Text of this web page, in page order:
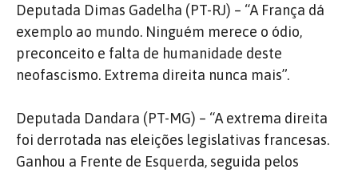
Deputada Dimas Gadelha (PT-RJ) – “A França dá
exemplo ao mundo. Ninguém merece o ódio,
preconceito e falta de humanidade deste
neofascismo. Extrema direita nunca mais”.
Deputada Dandara (PT-MG) – “A extrema direita
foi derrotada nas eleições legislativas francesas.
Ganhou a Frente de Esquerda, seguida pelos